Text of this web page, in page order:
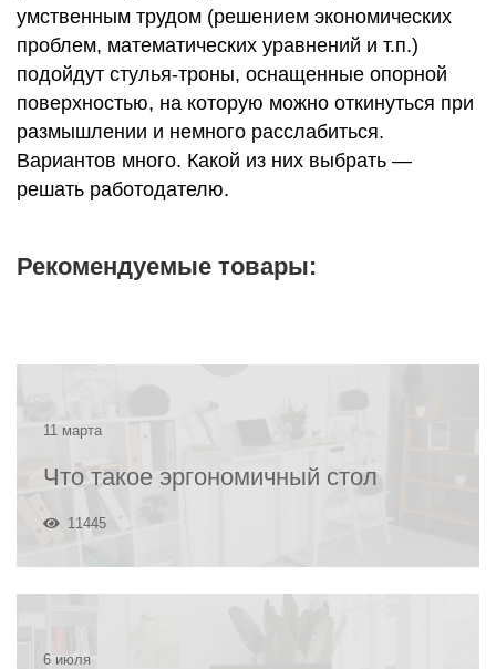
умственным трудом (решением экономических
проблем, математических уравнений и т.п.)
подойдут стулья-троны, оснащенные опорной
поверхностью, на которую можно откинуться при
размышлении и немного расслабиться.
Вариантов много. Какой из них выбрать ―
решать работодателю.
Рекомендуемые товары:
11 марта
Что такое эргономичный стол
11445
6 июля